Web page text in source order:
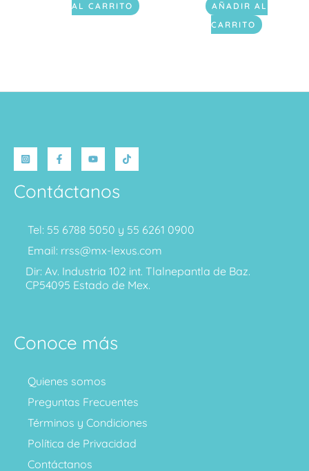
AL CARRITO
AÑADIR AL
CARRITO
Contáctanos
Tel: 55 6788 5050 y 55 6261 0900
Email: rrss@mx-lexus.com
Dir: Av. Industria 102 int. Tlalnepantla de Baz.
CP54095 Estado de Mex.
Conoce más
Quienes somos
Preguntas Frecuentes
Términos y Condiciones
Política de Privacidad
Contáctanos